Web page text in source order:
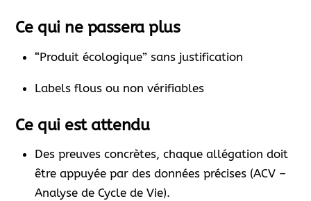
Ce qui ne passera plus
“Produit écologique” sans justification
Labels flous ou non vérifiables
Ce qui est attendu
Des preuves concrètes, chaque allégation doit
être appuyée par des données précises (ACV –
Analyse de Cycle de Vie).